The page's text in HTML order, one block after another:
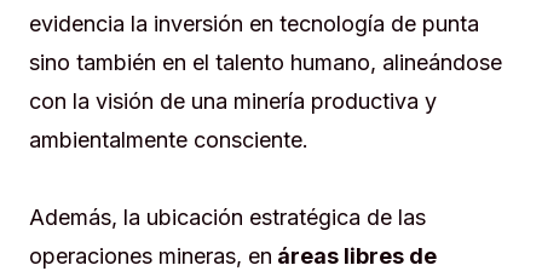
evidencia la inversión en tecnología de punta
sino también en el talento humano, alineándose
con la visión de una minería productiva y
ambientalmente consciente.
Además, la ubicación estratégica de las
operaciones mineras, en áreas libres de